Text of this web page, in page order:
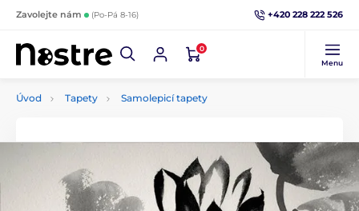
Zavolejte nám (Po-Pá 8-16) +420 228 222 526
0
Menu
Úvod Tapety Samolepicí tapety